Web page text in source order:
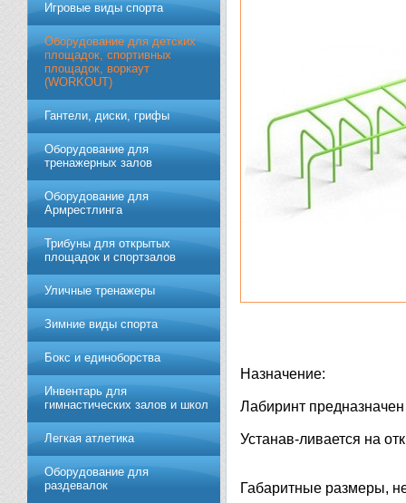
Назначение:
Лабиринт
Устанав-ливается на
Габаритные размеры,
Игровые виды спорта
Оборудование для детских
площадок, спортивных
площадок, воркаут
(WORKOUT)
Гантели, диски, грифы
Обoрудoвание для
трeнажерных залoв
Оборудование для
Армрестлинга
Трибуны для открытых
площадок и спортзалов
Уличные тренажеры
Зимние виды спорта
Бокс и единоборства
Инвентарь для
гимнастических залов и школ
Легкая атлетика
Оборудование для
раздевалок